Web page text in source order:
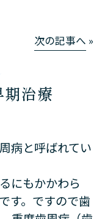
次の記事へ »
期治療
病と呼ばれてい
にもかかわら
す。ですので歯